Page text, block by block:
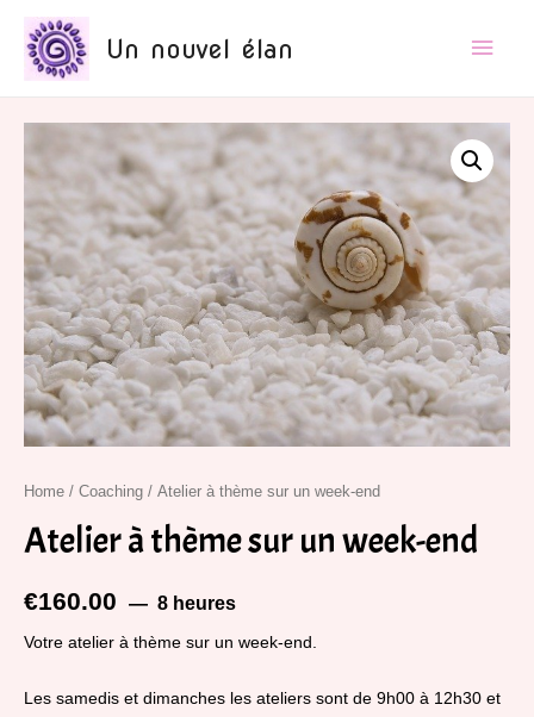
Un nouvel élan
Home / Coaching / Atelier à thème sur un week-end
Atelier à thème sur un week-end
€160.00 8 heures
Votre atelier à thème sur un week-end.
Les samedis et dimanches les ateliers sont de 9h00 à 12h30 et